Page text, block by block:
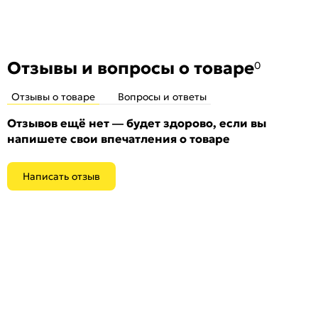
Отзывы и вопросы о товаре0
Отзывы о товаре Вопросы и ответы
Отзывов ещё нет — будет здорово, если вы
напишете свои впечатления о товаре
Написать отзыв